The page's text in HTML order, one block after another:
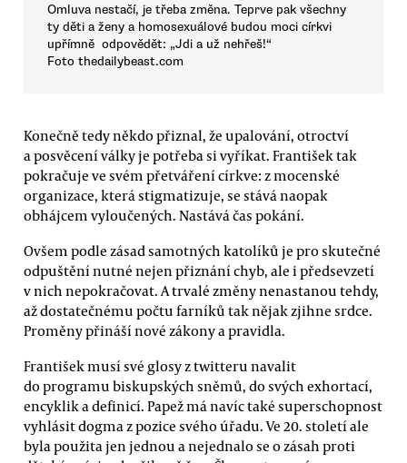
Omluva nestačí, je třeba změna. Teprve pak všechny
ty děti a ženy a homosexuálové budou moci církvi
upřímně odpovědět: „Jdi a už nehřeš!“
Foto thedailybeast.com
Konečně tedy někdo přiznal, že upalování, otroctví
a posvěcení války je potřeba si vyříkat. František tak
pokračuje ve svém přetváření církve: z mocenské
organizace, která stigmatizuje, se stává naopak
obhájcem vyloučených. Nastává čas pokání.
Ovšem podle zásad samotných katolíků je pro skutečné
odpuštění nutné nejen přiznání chyb, ale i předsevzetí
v nich nepokračovat. A trvalé změny nenastanou tehdy,
až dostatečnému počtu farníků tak nějak zjihne srdce.
Proměny přináší nové zákony a pravidla.
František musí své glosy z twitteru navalit
do programu biskupských sněmů, do svých exhortací,
encyklik a definicí. Papež má navíc také superschopnost
vyhlásit dogma z pozice svého úřadu. Ve 20. století ale
byla použita jen jednou a nejednalo se o zásah proti